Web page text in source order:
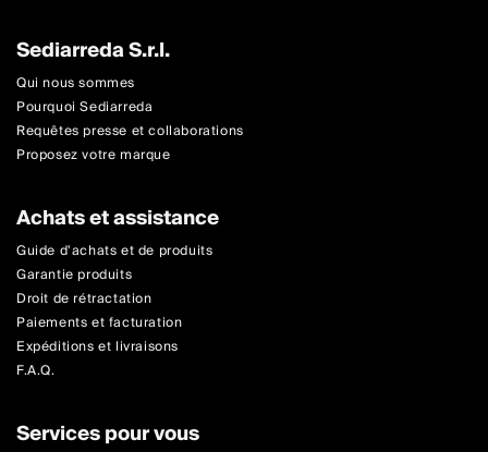
Sediarreda S.r.l.
Qui nous sommes
Pourquoi Sediarreda
Requêtes presse et collaborations
Proposez votre marque
Achats et assistance
Guide d'achats et de produits
Garantie produits
Droit de rétractation
Paiements et facturation
Expéditions et livraisons
F.A.Q.
Services pour vous